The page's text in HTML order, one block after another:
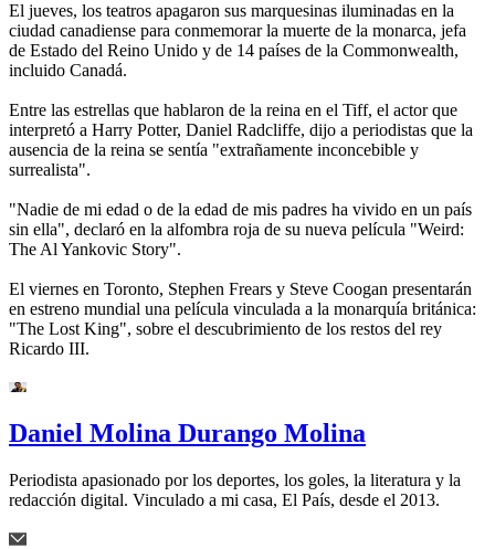
El jueves, los teatros apagaron sus marquesinas iluminadas en la
ciudad canadiense para conmemorar la muerte de la monarca, jefa
de Estado del Reino Unido y de 14 países de la Commonwealth,
incluido Canadá.
Entre las estrellas que hablaron de la reina en el Tiff, el actor que
interpretó a Harry Potter, Daniel Radcliffe, dijo a periodistas que la
ausencia de la reina se sentía "extrañamente inconcebible y
surrealista".
"Nadie de mi edad o de la edad de mis padres ha vivido en un país
sin ella", declaró en la alfombra roja de su nueva película "Weird:
The Al Yankovic Story".
El viernes en Toronto, Stephen Frears y Steve Coogan presentarán
en estreno mundial una película vinculada a la monarquía británica:
"The Lost King", sobre el descubrimiento de los restos del rey
Ricardo III.
Daniel Molina Durango Molina
Periodista apasionado por los deportes, los goles, la literatura y la
redacción digital. Vinculado a mi casa, El País, desde el 2013.